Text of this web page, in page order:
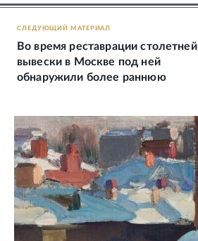
СЛЕДУЮЩИЙ МАТЕРИАЛ
Во время реставрации столетней
вывески в Москве под ней
обнаружили более раннюю